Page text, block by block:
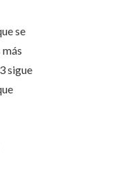
se
más
sigue